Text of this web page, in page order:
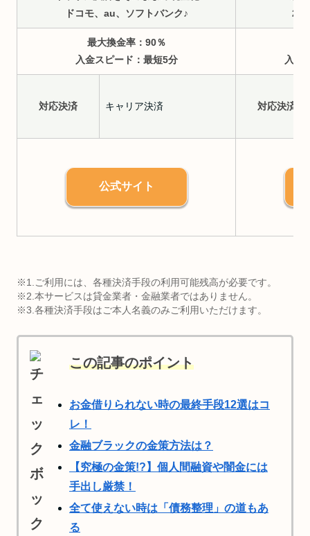
ドコモ、au、ソフトバンク♪
24
最大換金率：90％
入金スピード：最短5分
入金
対応決済 キャリア決済 対応決済
公式サイト
※1.ご利用には、各種決済手段の利用可能残高が必要です。
※2.本サービスは貸金業者・金融業者ではありません。
※3.各種決済手段はご本人名義のみご利用いただけます。
この記事のポイント
お金借りられない時の最終手段12選はコ
レ！
金融ブラックの金策方法は？
【究極の金策!?】個人間融資や闇金には
手出し厳禁！
全て使えない時は「債務整理」の道もあ
る